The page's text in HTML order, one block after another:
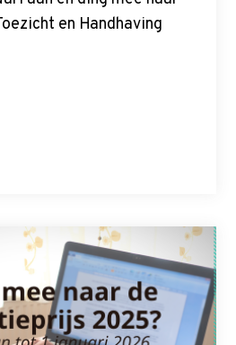
en Handhaving